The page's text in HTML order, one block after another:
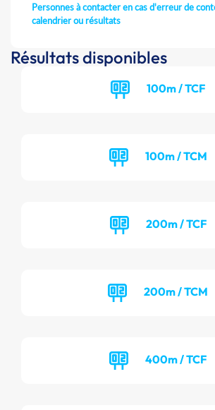
Personnes à contacter en cas d'erreur de
calendrier ou résultats
Résultats disponibles
100m / TCF
100m / TCM
200m / TCF
200m / TCM
400m / TCF